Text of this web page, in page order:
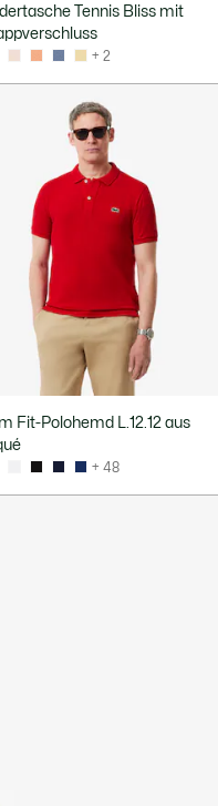
Tennis Bliss mit
+ 2
Fit-Polohemd L.12.12 aus
+ 48